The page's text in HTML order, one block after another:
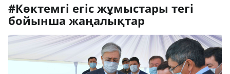
# көктемгі егіс жұмыстары тегі
бойынша жаңалықтар